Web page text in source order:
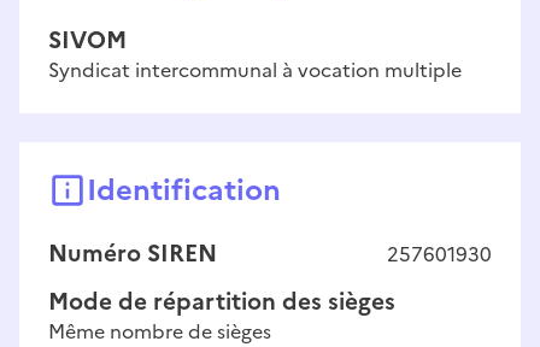
SIVOM
Syndicat intercommunal à vocation multiple
Identification
Numéro SIREN 257601930
Mode de répartition des sièges
Même nombre de sièges